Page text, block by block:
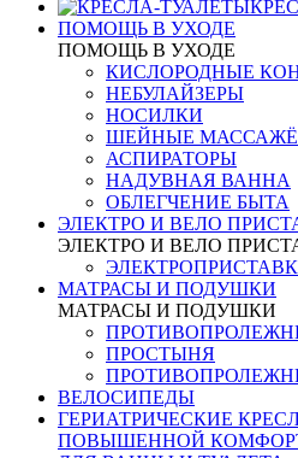
ПОМОЩЬ В УХОДЕ
ПОМОЩЬ В УХОДЕ
КИСЛОРОДНЫЕ
НЕБУЛАЙЗЕРЫ
НОСИЛКИ
ШЕЙНЫЕ
АСПИРАТОРЫ
НАДУВНАЯ ВАННА
ОБЛЕГЧЕНИЕ БЫТА
ЭЛЕКТРО И ВЕЛО
ЭЛЕКТРО И ВЕЛО
МАТРАСЫ И ПОДУШКИ
МАТРАСЫ И ПОДУШКИ
ПРОСТЫНЯ
ВЕЛОСИПЕДЫ
ГЕРИАТРИЧЕСКИЕ
ПОВЫШЕННОЙ